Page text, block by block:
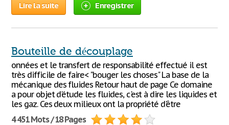
Lire la suite Enregistrer
Bouteille de découplage
onnées et le transfert de responsabilité effectué il est
très difficile de faire< "bouger les choses" La base de la
mécanique des fluides Retour haut de page Ce domaine
a pour objet d'étude les fluides, c'est à dire les liquides et
les gaz. Ces deux milieux ont la propriété d'être
4 451 Mots / 18 Pages